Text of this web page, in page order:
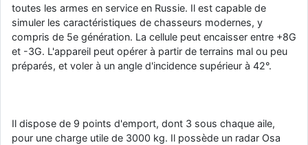
toutes les armes en service en Russie. Il est capable de
simuler les caractéristiques de chasseurs modernes, y
compris de 5e génération. La cellule peut encaisser entre +8G
et -3G. L'appareil peut opérer à partir de terrains mal ou peu
préparés, et voler à un angle d'incidence supérieur à 42°.
Il dispose de 9 points d'emport, dont 3 sous chaque aile,
pour une charge utile de 3000 kg. Il possède un radar Osa